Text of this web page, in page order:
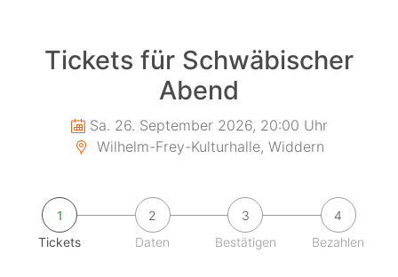
Tickets für Schwäbischer
Abend
Sa. 26. September 2026, 20:00 Uhr
Wilhelm-Frey-Kulturhalle, Widdern
1
Tickets
2
Daten
3
Bestätigen
4
Bezahlen